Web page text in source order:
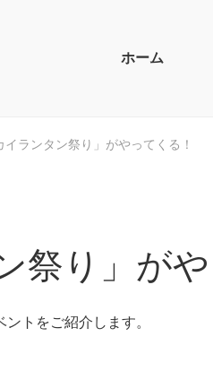
ホーム
イランタン祭り」がやってくる！
祭り」がや
トをご紹介します。